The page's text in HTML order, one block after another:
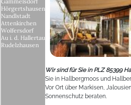
Wir sind für Sie in PLZ 85399
Sie in Hallbergmoos und
Vor Ort über Markisen,
Sonnenschutz beraten.
Hörgertshausen
Nandlstadt
Attenkirchen
Wolfersdorf
Au i. d. Hallertau
Rudelzhausen